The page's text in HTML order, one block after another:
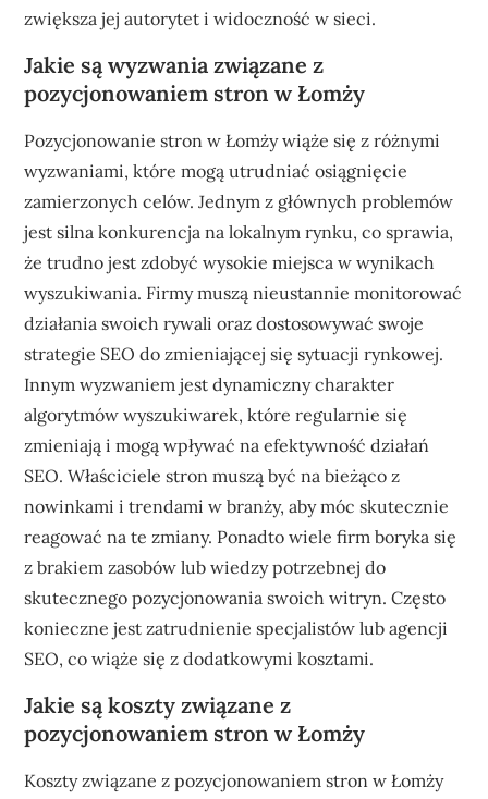
zwiększa jej autorytet i widoczność w sieci.
Jakie są wyzwania związane z
pozycjonowaniem stron w Łomży
Pozycjonowanie stron w Łomży wiąże się z różnymi
wyzwaniami, które mogą utrudniać osiągnięcie
zamierzonych celów. Jednym z głównych problemów
jest silna konkurencja na lokalnym rynku, co sprawia,
że trudno jest zdobyć wysokie miejsca w wynikach
wyszukiwania. Firmy muszą nieustannie monitorować
działania swoich rywali oraz dostosowywać swoje
strategie SEO do zmieniającej się sytuacji rynkowej.
Innym wyzwaniem jest dynamiczny charakter
algorytmów wyszukiwarek, które regularnie się
zmieniają i mogą wpływać na efektywność działań
SEO. Właściciele stron muszą być na bieżąco z
nowinkami i trendami w branży, aby móc skutecznie
reagować na te zmiany. Ponadto wiele firm boryka się
z brakiem zasobów lub wiedzy potrzebnej do
skutecznego pozycjonowania swoich witryn. Często
konieczne jest zatrudnienie specjalistów lub agencji
SEO, co wiąże się z dodatkowymi kosztami.
Jakie są koszty związane z
pozycjonowaniem stron w Łomży
Koszty związane z pozycjonowaniem stron w Łomży